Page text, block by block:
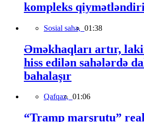
kompleks
Sosial sahə, 01:38
Əməkhaqları artır,
hiss edilən sahələrdə
bahalaşır
Qafqaz, 01:06
“Tramp marşrutu”